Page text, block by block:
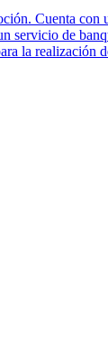
Cuenta con
servicio de
la realización